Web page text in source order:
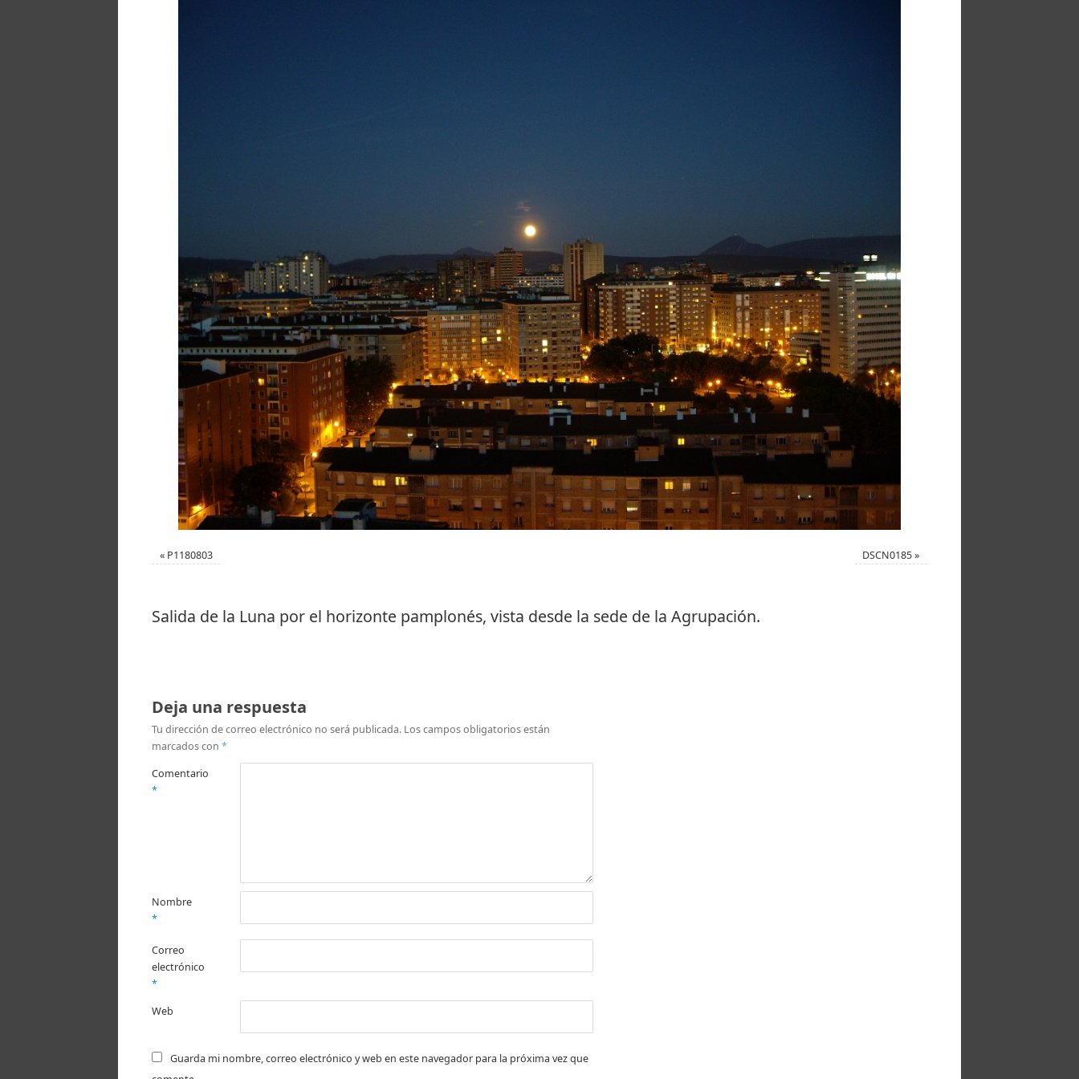
« P1180803 DSCN0185»
Salida de la Luna por el horizonte pamplonés, vista desde la sede de la Agrupación.
Deja una respuesta
Tu dirección de correo electrónico no será publicada. Los campos obligatorios están
marcados con *
Comentario
*
Nombre
*
Correo
electrónico
*
Web
Guarda mi nombre, correo electrónico y web en este navegador para la próxima vez que